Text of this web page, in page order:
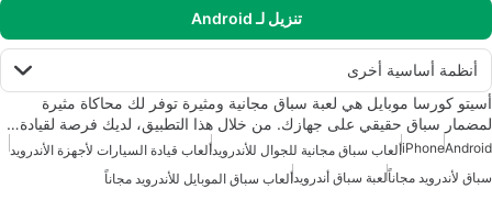
تنزيل لـ Android
أنظمة أساسية أخرى
أسيتو كورسا موبايل هي لعبة سباق مجانية ومثيرة توفر لك محاكاة مثيرة
لمضمار سباق حقيقي على جهازك. من خلال هذا التطبيق، لديك فرصة لقيادة…
Android
iPhoneألعاب سباق مجانية للجوال للأندرويدألعاب قيادة السيارات لأجهزة الأندرويد
سباق لأندرويد مجاناًلعبة سباق أندرويدألعاب سباق الموبايل للأندرويد مجاناً